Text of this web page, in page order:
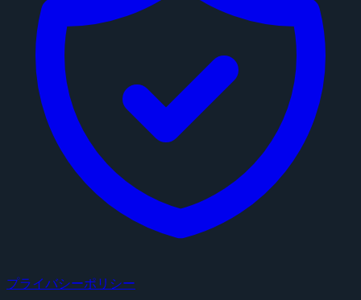
プライバシーポリシー